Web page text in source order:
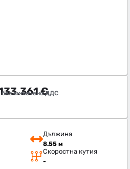
€
без включено ДДС
Дължина
8.55 м
Скоростна кутия
-